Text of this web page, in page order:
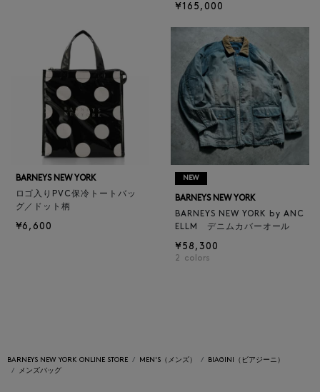
¥165,000
BARNEYS NEW YORK
ロゴ入りPVC保冷トートバッ
グ／ドット柄
¥6,600
NEW
BARNEYS NEW YORK
BARNEYS NEW YORK by ANC
ELLM デニムカバーオール
¥58,300
2 colors
BARNEYS NEW YORK ONLINE STORE MEN'S（メンズ）
BIAGINI（ビアジーニ）
メンズバッグ